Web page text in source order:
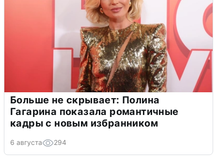
Больше не скрывает: Полина
Гагарина показала романтичные
кадры с новым избранником
6 августа 294